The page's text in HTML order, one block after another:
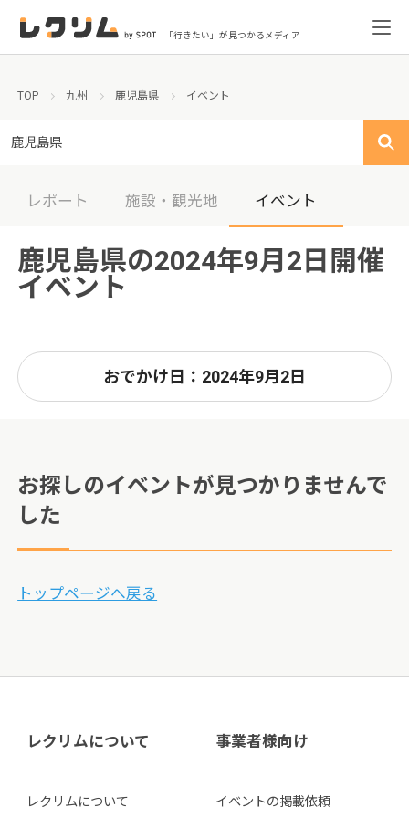
「行きたい」が見つかるメディア
TOP 九州 鹿児島県 イベント
鹿児島県
レポート 施設・観光地 イベント
鹿児島県の2024年9月2日開催
イベント
おでかけ日：2024年9月2日
お探しのイベントが見つかりませんで
した
トップページへ戻る
レクリムについて
レクリムについて
事業者様向け
イベントの掲載依頼